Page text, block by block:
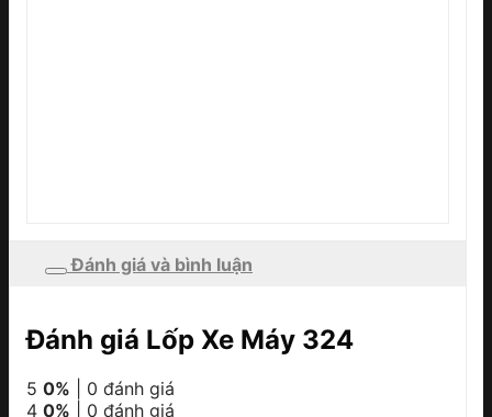
Đánh giá và bình luận
Đánh giá Lốp Xe Máy 324
5 0% | 0 đánh giá
4 0% | 0 đánh giá